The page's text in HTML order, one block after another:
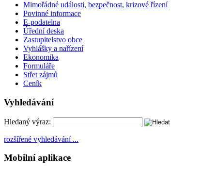
Mimořádné události, bezpečnost, krizové řízení
Povinné informace
E-podatelna
Úřední deska
Zastupitelstvo obce
Vyhlášky a nařízení
Ekonomika
Formuláře
Střet zájmů
Ceník
Vyhledávání
Hledaný výraz:
rozšířené vyhledávání ...
Mobilní aplikace